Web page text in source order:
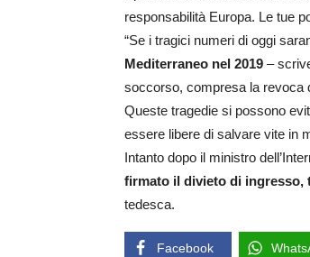
responsabilità Europa. Le tue
“Se i tragici numeri di oggi
Mediterraneo nel 2019 –
soccorso, compresa la revoca
Queste tragedie si possono
essere libere di salvare vite in
Intanto dopo il ministro
firmato il divieto di ingresso,
tedesca.
Facebook